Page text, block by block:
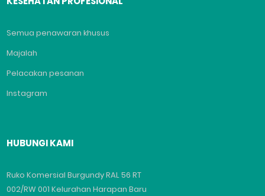
Semua penawaran khusus
Majalah
Pelacakan pesanan
Instagram
HUBUNGI KAMI
Ruko Komersial Burgundy RAL 56 RT
002/RW 001 Kelurahan Harapan Baru